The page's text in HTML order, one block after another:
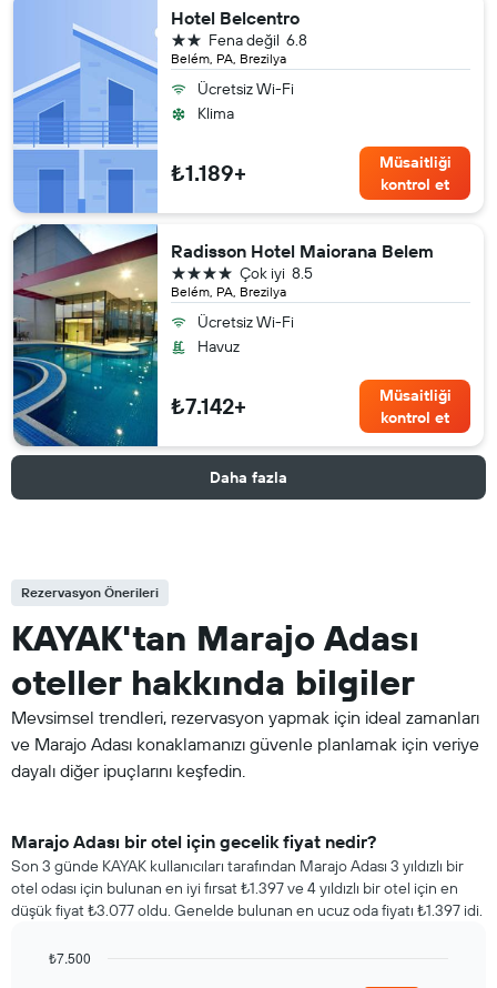
Hotel Belcentro
Belém, PA, Brezilya
6.8
Fena değil
2 yıldız
Ücretsiz Wi-Fi
Klima
₺1.189+
Müsaitliği
kontrol et
Radisson Hotel Maiorana Belem
Belém, PA, Brezilya
8.5
Çok iyi
4 yıldız
Ücretsiz Wi-Fi
Havuz
₺7.142+
Müsaitliği
kontrol et
Daha fazla
Rezervasyon Önerileri
KAYAK'tan Marajo Adası
oteller hakkında bilgiler
Mevsimsel trendleri, rezervasyon yapmak için ideal zamanları
ve Marajo Adası konaklamanızı güvenle planlamak için veriye
dayalı diğer ipuçlarını keşfedin.
Marajo Adası bir otel için gecelik fiyat nedir?
Son 3 günde KAYAK kullanıcıları tarafından Marajo Adası 3 yıldızlı bir
otel odası için bulunan en iyi fırsat ₺1.397 ve 4 yıldızlı bir otel için en
düşük fiyat ₺3.077 oldu. Genelde bulunan en ucuz oda fiyatı ₺1.397 idi.
₺7.500